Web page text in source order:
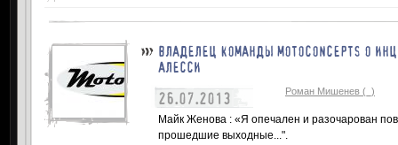
ВЛАДЕЛЕЦ КОМАНДЫ MOTOCONCEPTS О
АЛЕССИ
26.07.2013 Роман Мишенев (_)
Майк Женова : «Я опечален и разочарован
прошедшие выходные...".